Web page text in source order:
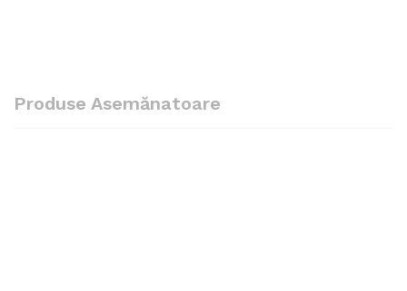
Produse Asemănatoare